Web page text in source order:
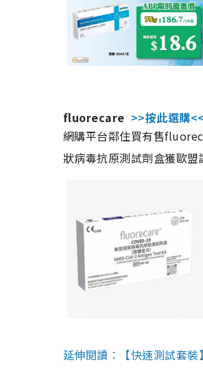
fluorecare >>按此選購<<
網購平台鄰住買有售
狀病毒抗原測試劑盒獲歐
延伸閱讀：【快速測試套